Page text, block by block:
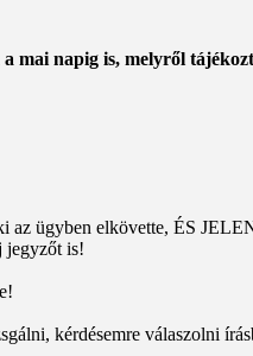
mai napig is, melyről
az ügyben elkövette, ÉS
jegyzőt is!
kérdésemre válaszolni